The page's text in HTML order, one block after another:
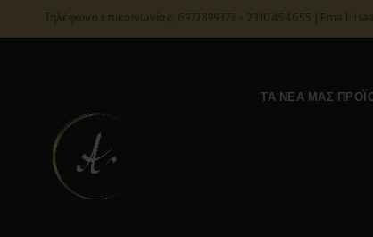
Τηλέφωνο επικοινωνίας: 6973899373 - 2310454655 | Email:
ΤΑ ΝΈΑ ΜΑΣ